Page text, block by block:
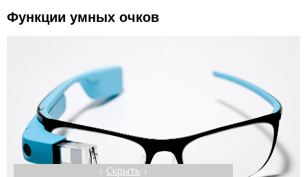
Функции умных очков
↓ Скрыть ↓